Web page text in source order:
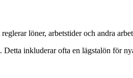
löner, arbetstider och andra
inkluderar ofta en lägstalön för